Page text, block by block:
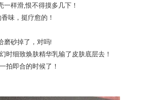
样滑,恨不得摸多几下！
味，挺疗愈的！
磨砂掉了，对吗!
时细致焕肤精华乳输了皮肤底层去！
拍即合的时候了！